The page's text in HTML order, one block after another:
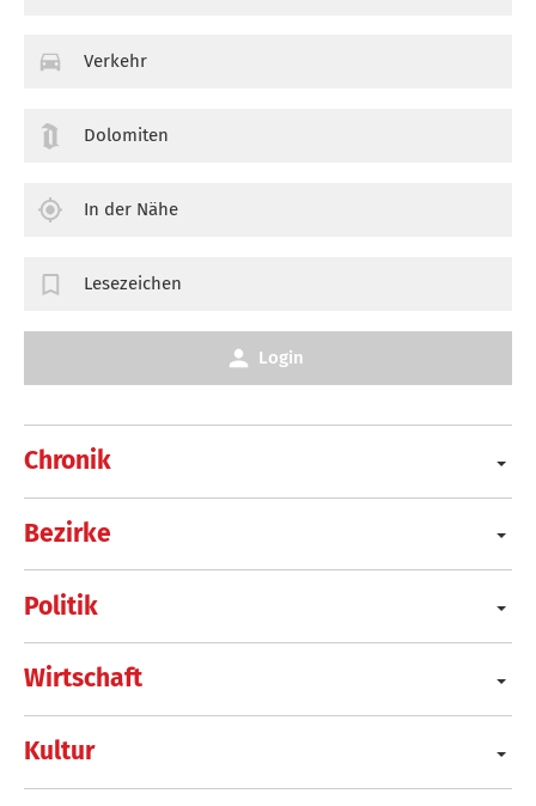
Chronik
Bezirke
Politik
Wirtschaft
Kultur
Verkehr
Dolomiten
In der Nähe
Lesezeichen
Login